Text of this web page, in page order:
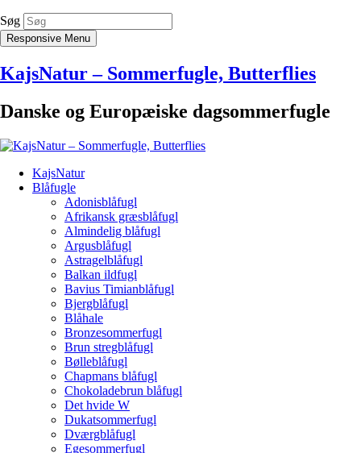
Søg
Responsive Menu
KajsNatur – Sommerfugle, Butterflies
Danske og Europæiske dagsommerfugle
KajsNatur
Blåfugle
Adonisblåfugl
Afrikansk græsblåfugl
Almindelig blåfugl
Argusblåfugl
Astragelblåfugl
Balkan ildfugl
Bavius Timianblåfugl
Bjergblåfugl
Blåhale
Bronzesommerfugl
Brun stregblåfugl
Bølleblåfugl
Chapmans blåfugl
Chokoladebrun blåfugl
Det hvide W
Dukatsommerfugl
Dværgblåfugl
Egesommerfugl